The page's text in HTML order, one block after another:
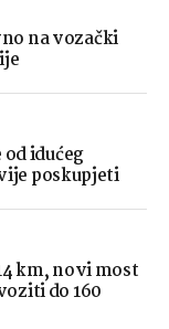
na vozački
idućeg
poskupjeti
km, novi most
do 160